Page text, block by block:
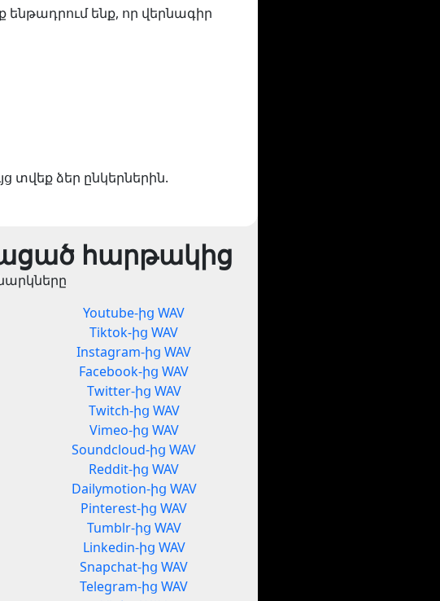
ենթադրում ենք, որ վերնագիր
տվեք ձեր ընկերներին.
հարթակից
Youtube-ից WAV
Tiktok-ից WAV
Instagram-ից WAV
Facebook-ից WAV
Twitter-ից WAV
Twitch-ից WAV
Vimeo-ից WAV
Soundcloud-ից WAV
Reddit-ից WAV
Dailymotion-ից WAV
Pinterest-ից WAV
Tumblr-ից WAV
Linkedin-ից WAV
Snapchat-ից WAV
Telegram-ից WAV